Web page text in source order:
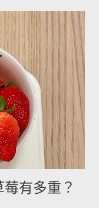
3.3g 10g --------- 吉
糖 4g 13g 170g 粗砂
290g 沙拉油 4g
205g 酥油 4g 13g
優格 5g 15g 210g 清
2g 6g 70g 葡萄乾 ----
有多重？